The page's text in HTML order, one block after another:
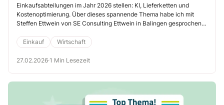
Einkaufsabteilungen im Jahr 2026 stellen: KI, Lieferketten und
Kostenoptimierung. Über dieses spannende Thema habe ich mit
Steffen Ettwein von SE Consulting Ettwein in Balingen gesprochen.
Einkauf
Wirtschaft
27.02.2026·1 Min Lesezeit